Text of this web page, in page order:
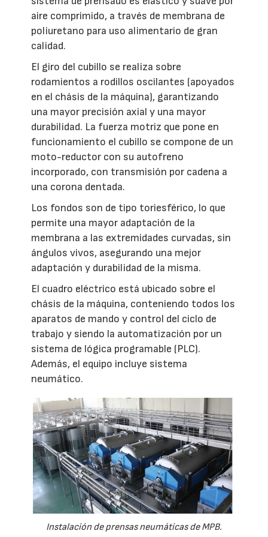
aire comprimido, a través de membrana de
poliuretano para uso alimentario de gran
calidad.
El giro del cubillo se realiza sobre
rodamientos a rodillos oscilantes (apoyados
en el chásis de la máquina), garantizando
una mayor precisión axial y una mayor
durabilidad. La fuerza motriz que pone en
funcionamiento el cubillo se compone de un
moto-reductor con su autofreno
incorporado, con transmisión por cadena a
una corona dentada.
Los fondos son de tipo toriesférico, lo que
permite una mayor adaptación de la
membrana a las extremidades curvadas, sin
ángulos vivos, asegurando una mejor
adaptación y durabilidad de la misma.
El cuadro eléctrico está ubicado sobre el
chásis de la máquina, conteniendo todos los
aparatos de mando y control del ciclo de
trabajo y siendo la automatización por un
sistema de lógica programable (PLC).
Además, el equipo incluye sistema
neumático.
Instalación de prensas neumáticas de MPB.